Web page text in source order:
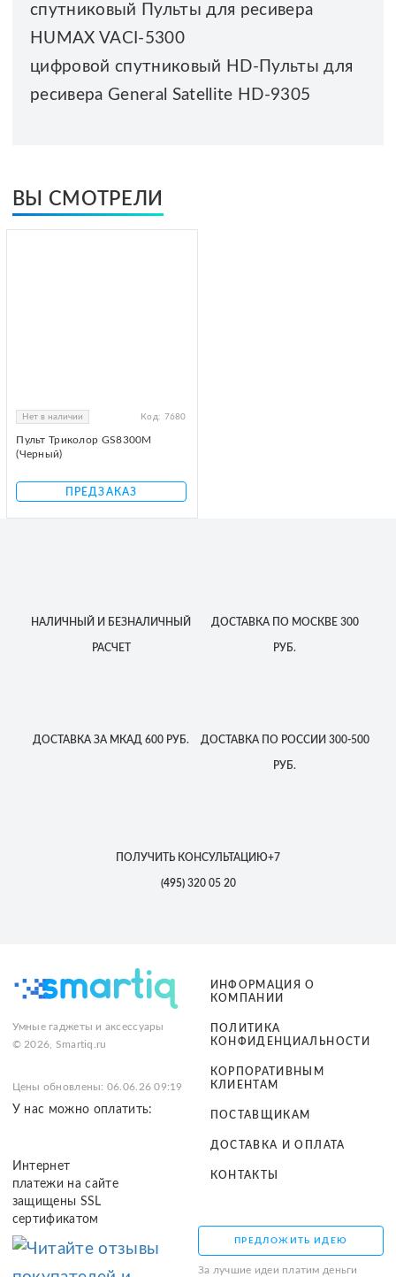
спутниковый Пульты для ресивера
HUMAX VACI-5300
цифровой спутниковый HD-Пульты для
ресивера General Satellite HD-9305
ВЫ СМОТРЕЛИ
Нет в наличии Код: 7680
Пульт Триколор GS8300M
(Черный)
ПРЕДЗАКАЗ
НАЛИЧНЫЙ И БЕЗНАЛИЧНЫЙ
РАСЧЕТ
ДОСТАВКАПО МОСКВЕ 300
РУБ.
ДОСТАВКА ЗА МКАД 600 РУБ. ДОСТАВКАПО РОССИИ 300-500
РУБ.
ПОЛУЧИТЬ КОНСУЛЬТАЦИЮ+7
(495)320 05 20
Умные гаджеты и аксессуары
© 2026, Smartiq.ru
Цены обновлены: 06.06.26 09:19
У нас можно оплатить:
Интернет
платежи на сайте
защищены SSL
сертификатом
ИНФОРМАЦИЯ О
КОМПАНИИ
ПОЛИТИКА
КОНФИДЕНЦИАЛЬНОСТИ
КОРПОРАТИВНЫМ
КЛИЕНТАМ
ПОСТАВЩИКАМ
ДОСТАВКА И ОПЛАТА
КОНТАКТЫ
ПРЕДЛОЖИТЬ ИДЕЮ
За лучшие идеи платим деньги